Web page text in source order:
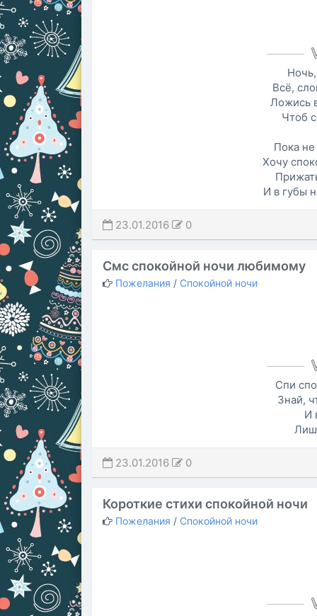
Всё,
Ложись
Чтоб
Пока
Хочу
И в губы
23.01.2016 0
Смс спокойной ночи любимому
Пожелания / Спокойной ночи
Спи
Знай,
И
23.01.2016 0
Короткие стихи спокойной ночи
Пожелания / Спокойной ночи